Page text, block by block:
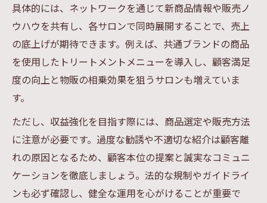
識
エステネットワーク導入前の必須チェック
事項
エステ導入時に注意する勧誘と販売ルール
具体的には、ネットワークを通じて新商品情報や販売ノ
ウハウを共有し、各サロンで同時展開することで、売上
の底上げが期待できます。例えば、共通ブランドの商品
を使用したトリートメントメニューを導入し、顧客満足
度の向上と物販の相乗効果を狙うサロンも増えていま
す。
ただし、収益強化を目指す際には、商品選定や販売方法
に注意が必要です。過度な勧誘や不適切な紹介は顧客離
れの原因となるため、顧客本位の提案と誠実なコミュニ
ケーションを徹底しましょう。法的な規制やガイドライ
ンも必ず確認し、健全な運用を心がけることが重要で